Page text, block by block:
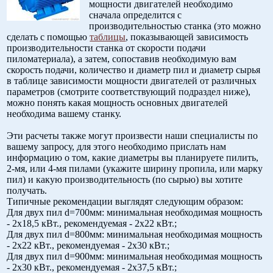
мощности двигателей необходимо
сначала определится с
производительностью станка (это можно
сделать с помощьютаблицы, показывающей зависимость
производительности станка от скорости подачи
пиломатериала), а затем, сопоставив необходимую вам
скорость подачи, количество и диаметр пил и диаметр сырья
в таблице зависимости мощности двигателей от различных
параметров (смотрите соответствующий подраздел ниже),
можно понять какая мощность основных двигателей
необходима вашему станку.
Эти расчеты также могут произвести наши специалисты по
вашему запросу, для этого необходимо прислать нам
информацию о том, какие диаметры вы планируете пилить,
2-мя, или 4-мя пилами (укажите ширину пропила, или марку
пил) и какую производительность (по сырью) вы хотите
получать.
Типичные рекомендации выглядят следующим образом:
Для двух пил d=700мм: минимальная необходимая мощность
- 2х18,5 кВт., рекомендуемая - 2х22 кВт.;
Для двух пил d=800мм: минимальная необходимая мощность
- 2х22 кВт., рекомендуемая - 2х30 кВт.;
Для двух пил d=900мм: минимальная необходимая мощность
- 2х30 кВт., рекомендуемая - 2х37,5 кВт.;